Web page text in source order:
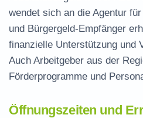
wendet sich an die Agentur
und Bürgergeld-Empfänger
finanzielle Unterstützung und
Auch Arbeitgeber aus der
Förderprogramme und
Öffnungszeiten und